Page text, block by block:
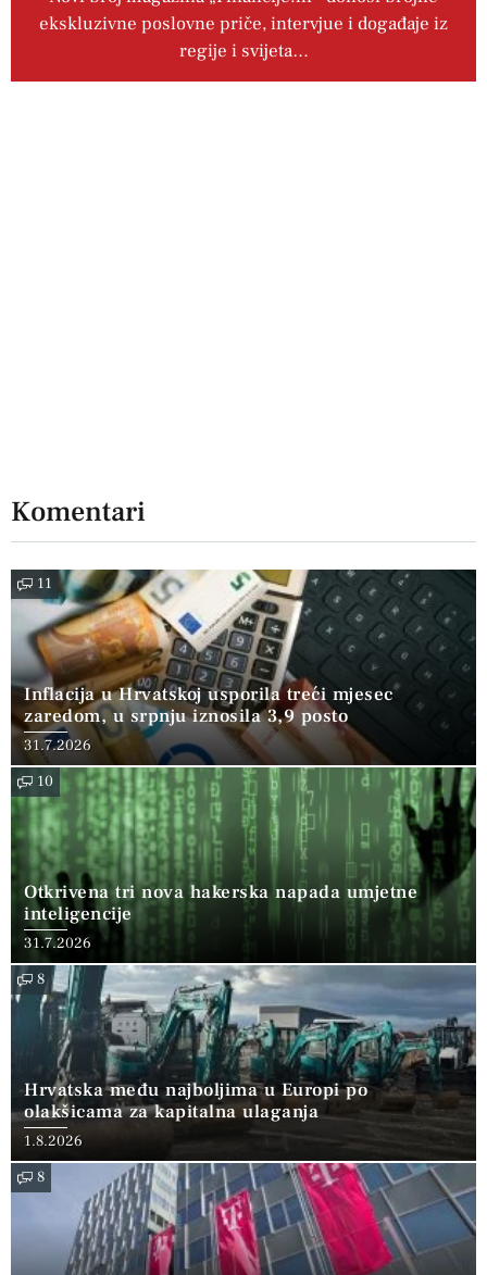
ekskluzivne poslovne priče, intervjue i događaje iz
regije i svijeta…
Komentari
11
Inflacija u Hrvatskoj usporila treći mjesec
zaredom, u srpnju iznosila 3,9 posto
31.7.2026
10
Otkrivena tri nova hakerska napada umjetne
inteligencije
31.7.2026
8
Hrvatska među najboljima u Europi po
olakšicama za kapitalna ulaganja
1.8.2026
8